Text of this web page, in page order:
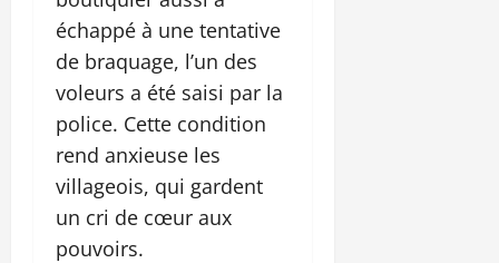
échappé à une tentative
de braquage, l’un des
voleurs a été saisi par la
police. Cette condition
rend anxieuse les
villageois, qui gardent
un cri de cœur aux
pouvoirs.